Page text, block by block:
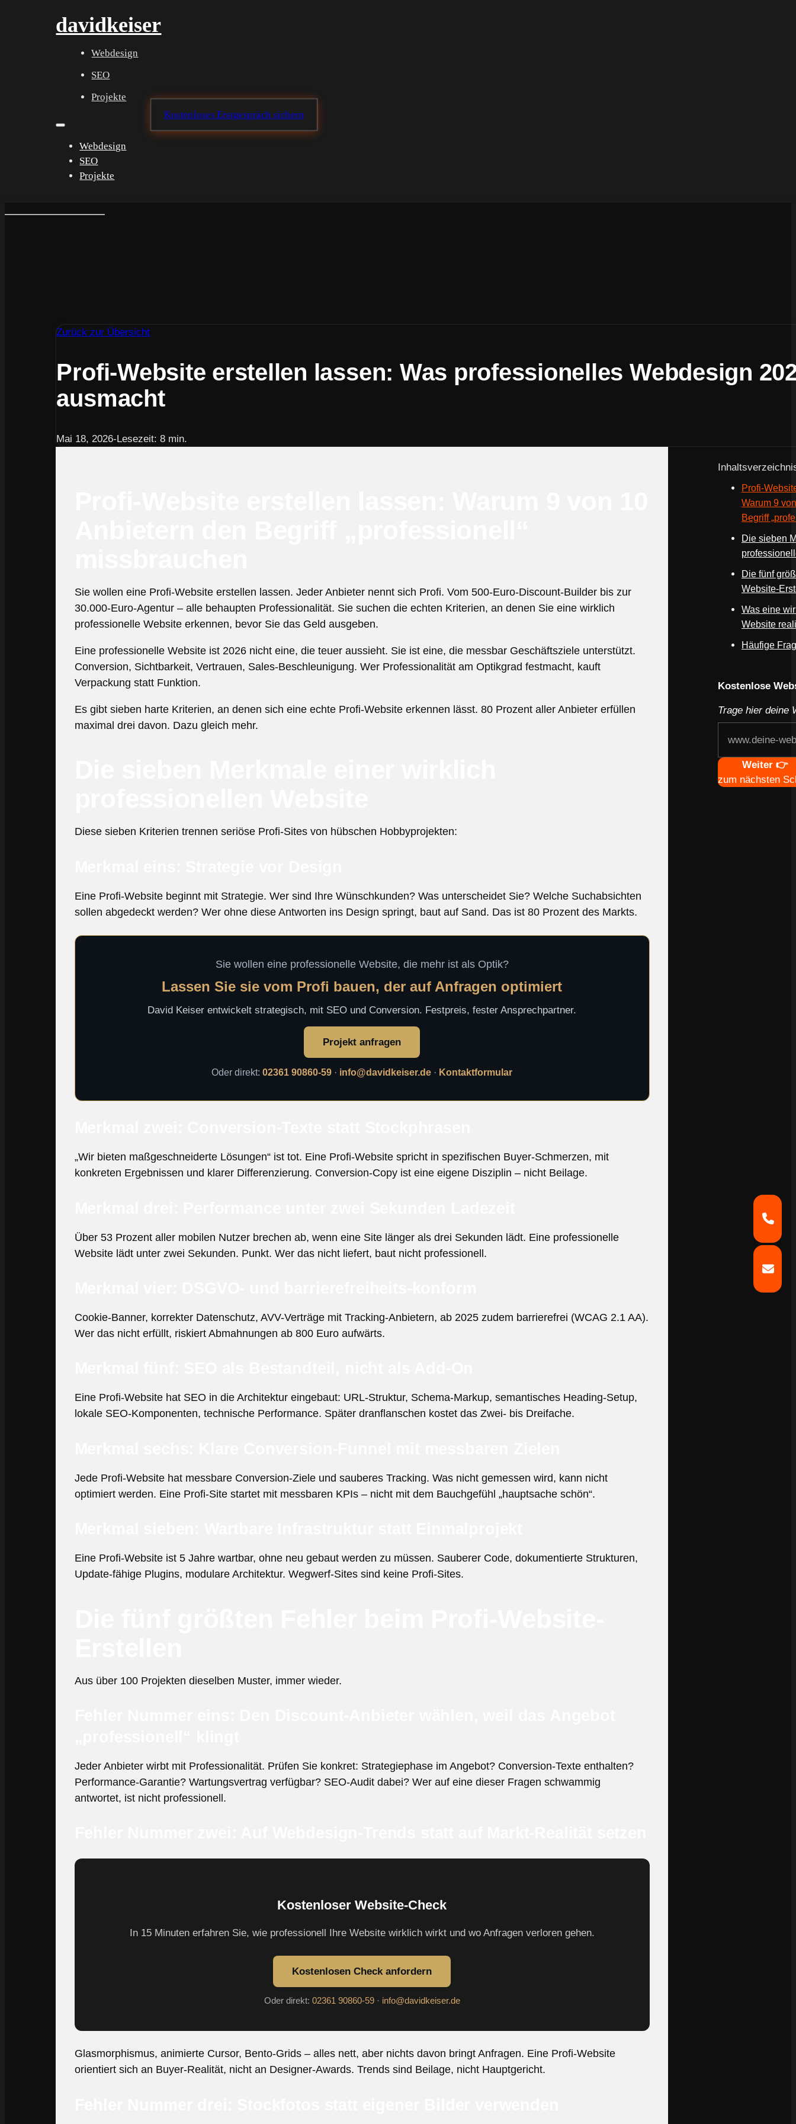
davidkeiser
Webdesign
SEO
Projekte
Webdesign
SEO
Projekte
Kostenloses Erstgespräch sichern
Zurück zur Übersicht
Profi-Website erstellen lassen: Was professionelles Webdesign
ausmacht
Mai 18, 2026-Lesezeit: 8 min.
Sie wollen eine Profi-Website erstellen lassen. Jeder Anbieter nennt sich Profi. Vom 500-Euro-Discount-Builder bis zur
30.000-Euro-Agentur – alle behaupten Professionalität. Sie suchen die echten Kriterien, an denen Sie eine wirklich
professionelle Website erkennen, bevor Sie das Geld ausgeben.
Eine professionelle Website ist 2026 nicht eine, die teuer aussieht. Sie ist eine, die messbar Geschäftsziele unterstützt.
Conversion, Sichtbarkeit, Vertrauen, Sales-Beschleunigung. Wer Professionalität am Optikgrad festmacht, kauft
Verpackung statt Funktion.
Es gibt sieben harte Kriterien, an denen sich eine echte Profi-Website erkennen lässt. 80 Prozent aller Anbieter erfüllen
maximal drei davon. Dazu gleich mehr.
Diese sieben Kriterien trennen seriöse Profi-Sites von hübschen Hobbyprojekten:
Eine Profi-Website beginnt mit Strategie. Wer sind Ihre Wünschkunden? Was unterscheidet Sie? Welche Suchabsichten
sollen abgedeckt werden? Wer ohne diese Antworten ins Design springt, baut auf Sand. Das ist 80 Prozent des Markts.
Sie wollen eine professionelle Website, die mehr ist als Optik?
Lassen Sie sie vom Profi bauen, der auf Anfragen optimiert
David Keiser entwickelt strategisch, mit SEO und Conversion. Festpreis, fester Ansprechpartner.
Projekt anfragen
Oder direkt:02361 90860-59 · info@davidkeiser.de · Kontaktformular
„Wir bieten maßgeschneiderte Lösungen“ ist tot. Eine Profi-Website spricht in spezifischen Buyer-Schmerzen, mit
konkreten Ergebnissen und klarer Differenzierung. Conversion-Copy ist eine eigene Disziplin – nicht Beilage.
Über 53 Prozent aller mobilen Nutzer brechen ab, wenn eine Site länger als drei Sekunden lädt. Eine professionelle
Website lädt unter zwei Sekunden. Punkt. Wer das nicht liefert, baut nicht professionell.
Cookie-Banner, korrekter Datenschutz, AVV-Verträge mit Tracking-Anbietern, ab 2025 zudem barrierefrei (WCAG 2.1 AA).
Wer das nicht erfüllt, riskiert Abmahnungen ab 800 Euro aufwärts.
Eine Profi-Website hat SEO in die Architektur eingebaut: URL-Struktur, Schema-Markup, semantisches Heading-Setup,
lokale SEO-Komponenten, technische Performance. Später dranflanschen kostet das Zwei- bis Dreifache.
Jede Profi-Website hat messbare Conversion-Ziele und sauberes Tracking. Was nicht gemessen wird, kann nicht
optimiert werden. Eine Profi-Site startet mit messbaren KPIs – nicht mit dem Bauchgefühl „hauptsache schön“.
Eine Profi-Website ist 5 Jahre wartbar, ohne neu gebaut werden zu müssen. Sauberer Code, dokumentierte Strukturen,
Update-fähige Plugins, modulare Architektur. Wegwerf-Sites sind keine Profi-Sites.
Aus über 100 Projekten dieselben Muster, immer wieder.
Jeder Anbieter wirbt mit Professionalität. Prüfen Sie konkret: Strategiephase im Angebot? Conversion-Texte enthalten?
Performance-Garantie? Wartungsvertrag verfügbar? SEO-Audit dabei? Wer auf eine dieser Fragen schwammig
antwortet, ist nicht professionell.
Kostenloser Website-Check
In 15 Minuten erfahren Sie, wie professionell Ihre Website wirklich wirkt und wo Anfragen verloren gehen.
Kostenlosen Check anfordern
Oder direkt: 02361 90860-59· info@davidkeiser.de
Glasmorphismus, animierte Cursor, Bento-Grids – alles nett, aber nichts davon bringt Anfragen. Eine Profi-Website
orientiert sich an Buyer-Realität, nicht an Designer-Awards. Trends sind Beilage, nicht Hauptgericht.
Profi-
Warum 9
Begriff
Die sieben
Die fünf
Website-
Was eine
Website
Häufige
Kostenlose
Trage hier deine
NavigationWeiter 👉
zum nächsten